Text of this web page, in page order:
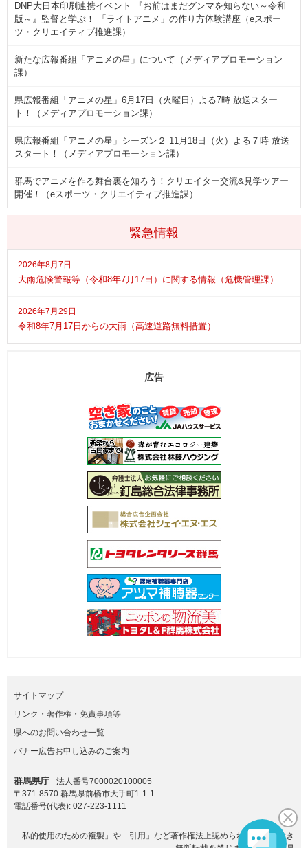
緊急情報
2026年8月7日
大雨危険警報等（令和8年7月17日）に関する情報（危機管理課）
2026年7月29日
令和8年7月17日からの大雨（高速道路無料措置）
DNP大日本印刷連携イベント 『お前はまだグンマを知らない～令和
版～』監督と学ぶ！ 「ライトアニメ」の作り方体験講座（eスポー
ツ・クリエイティブ推進課）
新たな広報番組「アニメの星」について（メディアプロモーション
課）
県広報番組「アニメの星」6月17日（火曜日）よる7時 放送スター
ト！（メディアプロモーション課）
県広報番組「アニメの星」シーズン２ 11月18日（火）よる７時 放送
スタート！（メディアプロモーション課）
群馬でアニメを作る舞台裏を知ろう！クリエイター交流&見学ツアー
開催！（eスポーツ・クリエイティブ推進課）
広告
サイトマップ
リンク・著作権・免責事項等
県へのお問い合わせ一覧
バナー広告お申し込みのご案内
群馬県庁
法人番号7000020100005
〒371-8570 群馬県前橋市大手町1-1-1
電話番号(代表): 027-223-1111
「私的使用のための複製」や「引用」など著作権法上認められた場合を除き